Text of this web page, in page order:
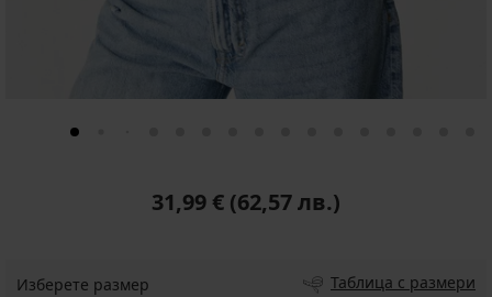
31,99 € (62,57 лв.)
Изберете размер Таблица с размери